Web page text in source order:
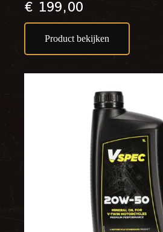
€199,00
Product bekijken